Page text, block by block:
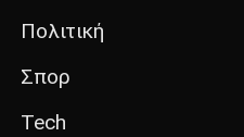
Πολιτική
Σπορ
Tech